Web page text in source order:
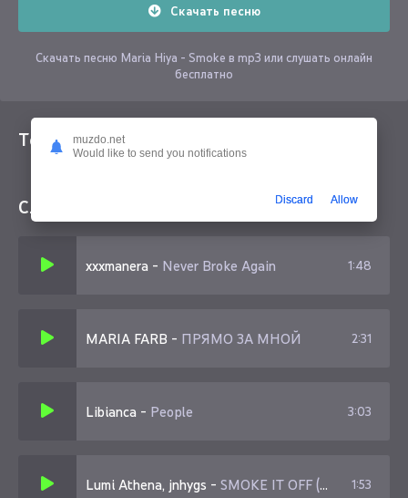
Скачать песню
Скачать песню Maria Hiya - Smoke в mp3 или слушать онлайн
бесплатно
Текст песни
Слушайте еще
xxxmanera - Never Broke Again 1:48
MARIA FARB - ПРЯМО ЗА МНОЙ 2:31
Libianca - People 3:03
Lumi Athena, jnhygs - SMOKE IT OFF (sped up) 1:53
muzdo.net
Would like to send you notifications
Discard Allow